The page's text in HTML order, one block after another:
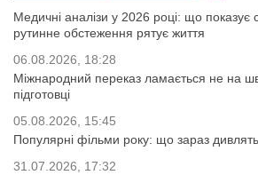
Медичні аналізи у 2026 році: що показує
рутинне обстеження рятує життя
06.08.2026, 18:28
Міжнародний переказ ламається не на
підготовці
05.08.2026, 15:45
Популярні фільми року: що зараз
31.07.2026, 17:32